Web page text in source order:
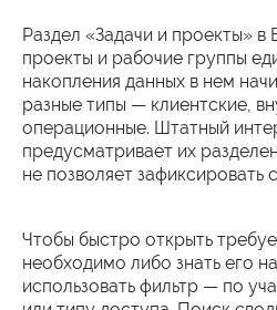
Раздел «Задачи и проекты» в
проекты и рабочие группы
накопления данных в нем
разные типы — клиентские,
операционные. Штатный
предусматривает их
не позволяет зафиксировать
Чтобы быстро открыть
необходимо либо знать его
использовать фильтр — по